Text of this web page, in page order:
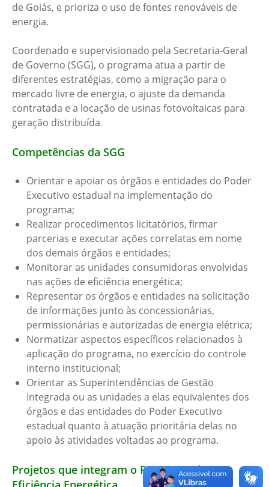
de Goiás, e prioriza o uso de fontes renováveis de
energia.
Coordenado e supervisionado pela Secretaria-Geral
de Governo (SGG), o programa atua a partir de
diferentes estratégias, como a migração para o
mercado livre de energia, o ajuste da demanda
contratada e a locação de usinas fotovoltaicas para
geração distribuída.
Competências da SGG
Orientar e apoiar os órgãos e entidades do Poder
Executivo estadual na implementação do
programa;
Realizar procedimentos licitatórios, firmar
parcerias e executar ações correlatas em nome
dos demais órgãos e entidades;
Monitorar as unidades consumidoras envolvidas
nas ações de eficiência energética;
Representar os órgãos e entidades na solicitação
de informações junto às concessionárias,
permissionárias e autorizadas de energia elétrica;
Normatizar aspectos específicos relacionados à
aplicação do programa, no exercício do controle
interno institucional;
Orientar as Superintendências de Gestão
Integrada ou as unidades a elas equivalentes dos
órgãos e das entidades do Poder Executivo
estadual quanto à atuação prioritária delas no
apoio às atividades voltadas ao programa.
Projetos que integram o Programa de